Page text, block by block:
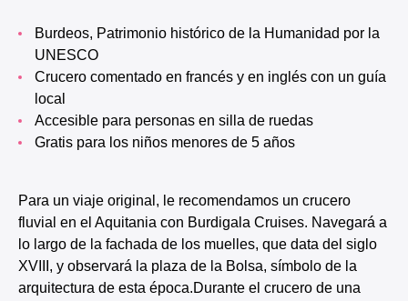
Burdeos, Patrimonio histórico de la Humanidad por la
UNESCO
Crucero comentado en francés y en inglés con un guía
local
Accesible para personas en silla de ruedas
Gratis para los niños menores de 5 años
Para un viaje original, le recomendamos un crucero
fluvial en el Aquitania con Burdigala Cruises. Navegará a
lo largo de la fachada de los muelles, que data del siglo
XVIII, y observará la plaza de la Bolsa, símbolo de la
arquitectura de esta época.Durante el crucero de una